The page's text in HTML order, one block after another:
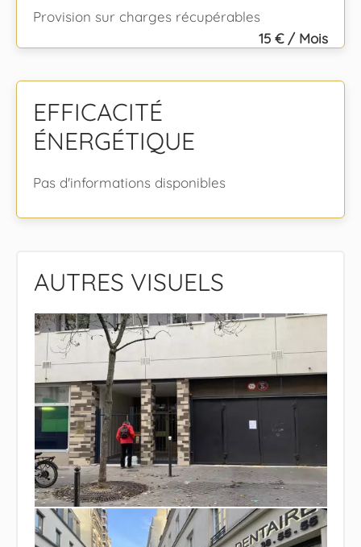
Provision sur charges récupérables
15 € / Mois
EFFICACITÉ
ÉNERGÉTIQUE
Pas d'informations disponibles
AUTRES VISUELS